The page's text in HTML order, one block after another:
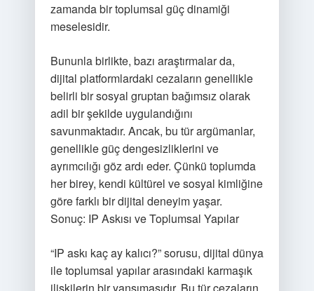
zamanda bir toplumsal güç dinamiği
meselesidir.
Bununla birlikte, bazı araştırmalar da,
dijital platformlardaki cezaların genellikle
belirli bir sosyal gruptan bağımsız olarak
adil bir şekilde uygulandığını
savunmaktadır. Ancak, bu tür argümanlar,
genellikle güç dengesizliklerini ve
ayrımcılığı göz ardı eder. Çünkü toplumda
her birey, kendi kültürel ve sosyal kimliğine
göre farklı bir dijital deneyim yaşar.
Sonuç: IP Askısı ve Toplumsal Yapılar
“IP askı kaç ay kalıcı?” sorusu, dijital dünya
ile toplumsal yapılar arasındaki karmaşık